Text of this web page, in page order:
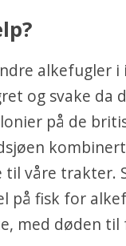
alkefugler i
og svake da
på de
våre trakter.
på fisk for
med døden til